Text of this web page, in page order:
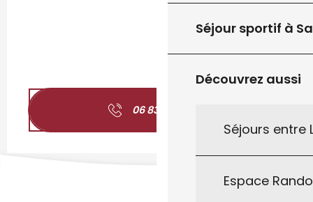
Séjour sportif à
Découvrez aussi
Séjours entre
Espace
06 83 08 67